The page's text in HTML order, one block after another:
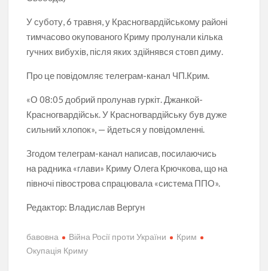
У суботу, 6 травня, у Красногвардійському районі
тимчасово окупованого Криму пролунали кілька
гучних вибухів, після яких здійнявся стовп диму.
Про це повідомляє телеграм-канал ЧП.Крим.
«О 08:05 добрий пролунав гуркіт. Джанкой-
Красногвардійськ. У Красногвардійську був дуже
сильний хлопок», — йдеться у повідомленні.
Згодом телеграм-канал написав, посилаючись
на радника «глави» Криму Олега Крючкова, що на
півночі півострова спрацювала «система ППО».
Редактор: Владислав Вергун
бавовна Війна Росії проти України
Крим
Окупація Криму